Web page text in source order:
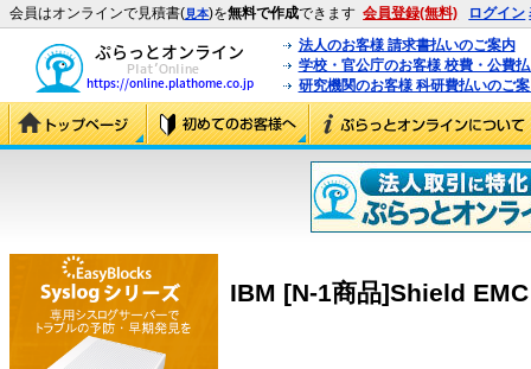
会員はオンラインで見積書(見本)を無料で作成できます 会員登録(無料) ログイン
法人のお客様 請求書払いのご案内
学校・官公庁のお客様 校費・公費
研究機関のお客様 科研費払いのご
IBM [N-1商品]Shield